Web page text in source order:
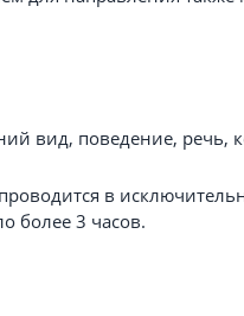
вид, поведение, речь,
в
более 3 часов.